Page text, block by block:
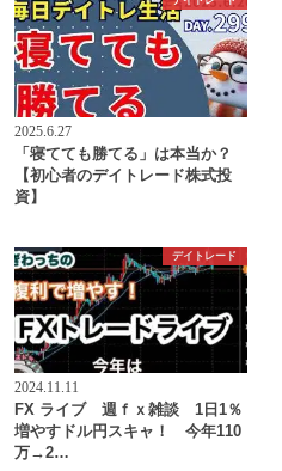
2025.6.27
「寝てても勝てる」は本当か？
【初心者のデイトレード株式投
資】
デイトレード
2024.11.11
FX ライブ 週ｆｘ雑談 1日1％
増やすドル円スキャ！ 今年110
万→2…